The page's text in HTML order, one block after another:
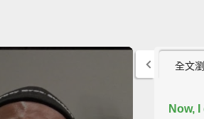
全文
Now,